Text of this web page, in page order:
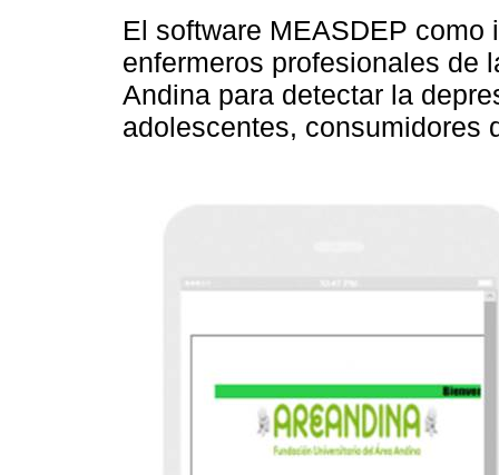
El software MEASDEP como
enfermeros profesionales de
Andina para detectar la
adolescentes, consumidores